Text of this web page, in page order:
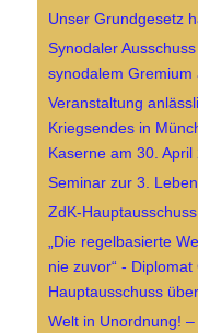
Unser Grundgesetz
Synodaler
synodalem
Veranstaltung
Kriegsendes in
Kaserne am 30. April
Seminar zur 3.
ZdK-
„Die regelbasierte
nie zuvor“ -
Hauptausschuss
Welt in Unordnung!